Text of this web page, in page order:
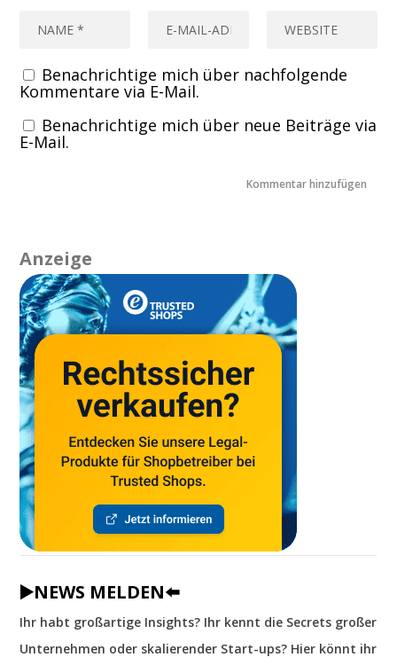
Benachrichtige mich über nachfolgende
Kommentare via E-Mail.
Benachrichtige mich über neue Beiträge via
E-Mail.
Anzeige
▶️NEWS MELDEN⬅️
Ihr habt großartige Insights? Ihr kennt die Secrets großer
Unternehmen oder skalierender Start-ups? Hier könnt ihr